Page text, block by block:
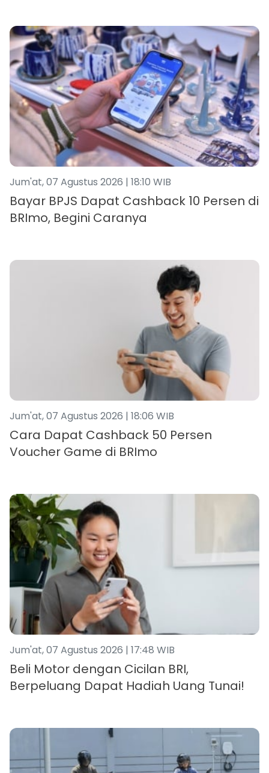
Jum'at, 07 Agustus 2026 | 18:10 WIB
Bayar BPJS Dapat Cashback 10 Persen di
BRImo, Begini Caranya
Jum'at, 07 Agustus 2026 | 18:06 WIB
Cara Dapat Cashback 50 Persen
Voucher Game di BRImo
Jum'at, 07 Agustus 2026 | 17:48 WIB
Beli Motor dengan Cicilan BRI,
Berpeluang Dapat Hadiah Uang Tunai!